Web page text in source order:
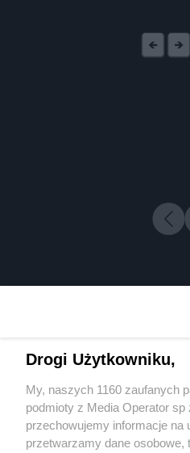
Wydawca mediów lokalnych
Drogi Użytkowniku,
My, naszych 1160 zaufanych
podmioty z Media Operator
przechowujemy informacje na
przetwarzamy dane osobowe,